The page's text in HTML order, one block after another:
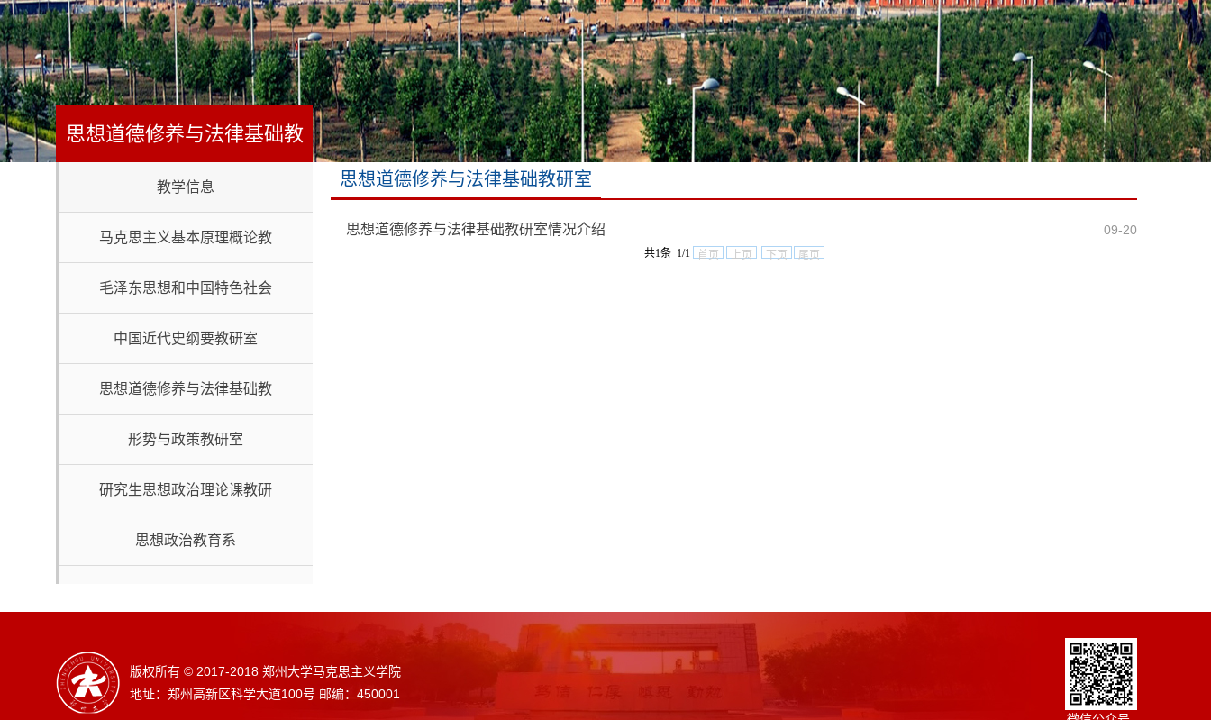
思想道德修养与法律基础教
研室
教学信息
马克思主义基本原理概论教
研室
毛泽东思想和中国特色社会
主义理论体系概论教研室
中国近代史纲要教研室
思想道德修养与法律基础教
研室
形势与政策教研室
研究生思想政治理论课教研
室
思想政治教育系
思想道德修养与法律基础教研室
09-20
思想道德修养与法律基础教研室情况介绍
共1条 1/1 首页 上页 下页 尾页
版权所有 © 2017-2018 郑州大学马克思主义学院
地址：郑州高新区科学大道100号 邮编：450001